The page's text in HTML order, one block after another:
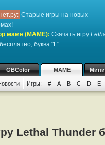
Старые игры на новых
маме (MAME): Скачать игру
буква "L"
GBColor MAME
Игры: # A B C D E
Lethal Thunder